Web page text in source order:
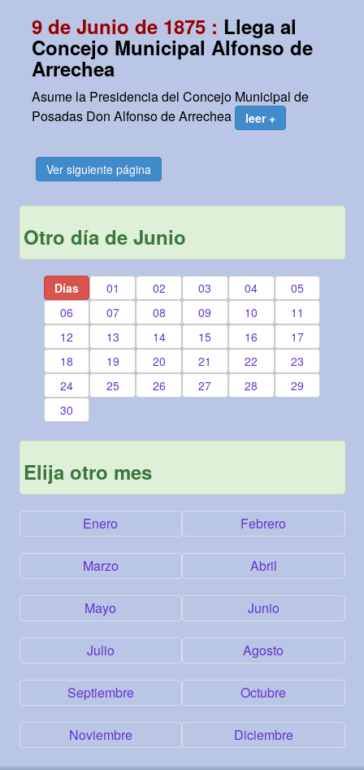
9 de Junio de 1875 : Llega al
Concejo Municipal Alfonso de
Arrechea
Asume la Presidencia del Concejo Municipal de
Posadas Don Alfonso de Arrechea
leer +
Ver siguiente página
Otro día de Junio
Días 01 02 03 04
05
06
07 08 09 10
11
12
13 14 15 16
17
18
19 20 21 22
23
24
25 26 27 28
29
30
Elija otro mes
Enero Febrero
Marzo Abril
Mayo Junio
Julio Agosto
Septiembre Octubre
Noviembre Diciembre